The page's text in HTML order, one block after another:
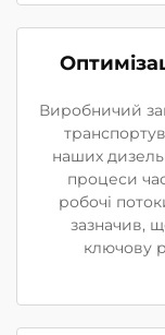
Виробничий
наших
процеси
робочі
зазначив,
ключову